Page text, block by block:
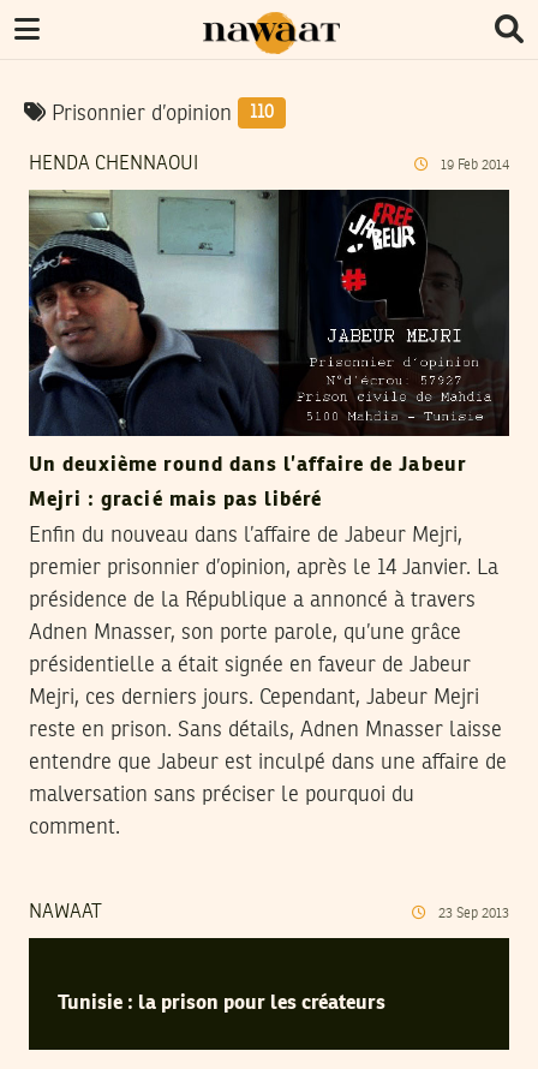
Prisonnier d’opinion 110
HENDA CHENNAOUI 19 Feb 2014
Un deuxième round dans l’affaire de Jabeur
Mejri : gracié mais pas libéré
Enfin du nouveau dans l’affaire de Jabeur Mejri,
premier prisonnier d’opinion, après le 14 Janvier. La
présidence de la République a annoncé à travers
Adnen Mnasser, son porte parole, qu’une grâce
présidentielle a était signée en faveur de Jabeur
Mejri, ces derniers jours. Cependant, Jabeur Mejri
reste en prison. Sans détails, Adnen Mnasser laisse
entendre que Jabeur est inculpé dans une affaire de
malversation sans préciser le pourquoi du
comment.
NAWAAT 23 Sep 2013
Tunisie : la prison pour les créateurs